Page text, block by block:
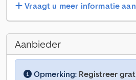
Vraagt u meer informatie aan
Aanbieder
Opmerking: Registreer